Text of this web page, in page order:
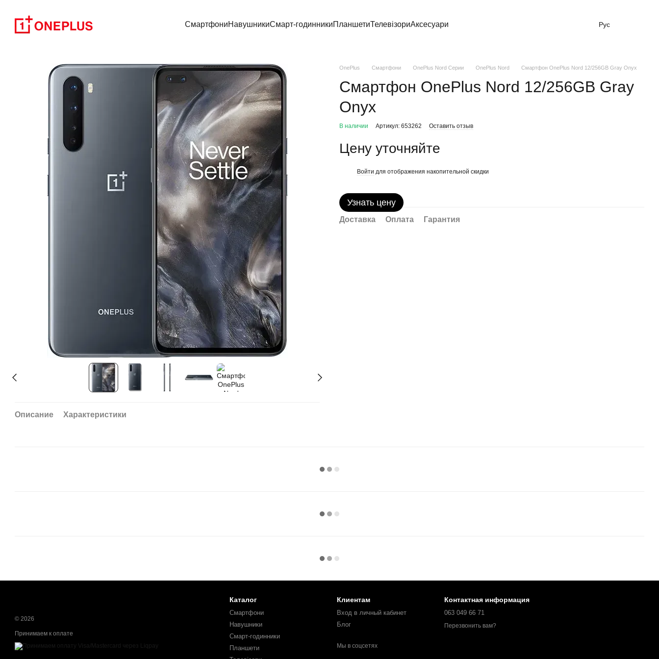
СмартфониНавушникиСмарт-годинникиПланшетиТелевізориАксесуари Рус
Описание Характеристики
OnePlus Смартфони OnePlus Nord Серии OnePlus Nord Смартфон OnePlus Nord 12/256GB Gray Onyx
Смартфон OnePlus Nord 12/256GB Gray
Onyx
В наличии Артикул: 653262 Оставить отзыв
Цену уточняйте
Войти для отображения накопительной скидки
Узнать цену
Доставка Оплата Гарантия
© 2026
Принимаем к оплате
Каталог
Смартфони
Навушники
Смарт-годинники
Планшети
Клиентам
Вход в личный кабинет
Блог
Мы в соцсетях
Контактная информация
063 049 66 71
Перезвонить вам?